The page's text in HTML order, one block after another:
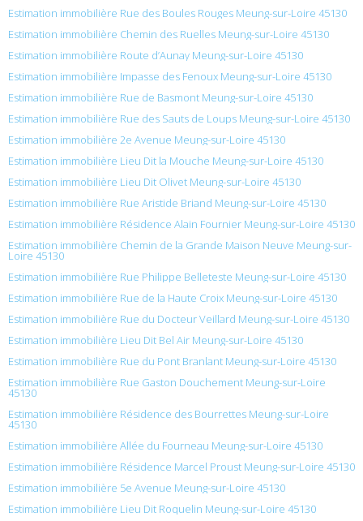
Estimation immobilière Rue des Boules Rouges Meung-sur-Loire 45130
Estimation immobilière Chemin des Ruelles Meung-sur-Loire 45130
Estimation immobilière Route d’Aunay Meung-sur-Loire 45130
Estimation immobilière Impasse des Fenoux Meung-sur-Loire 45130
Estimation immobilière Rue de Basmont Meung-sur-Loire 45130
Estimation immobilière Rue des Sauts de Loups Meung-sur-Loire 45130
Estimation immobilière 2e Avenue Meung-sur-Loire 45130
Estimation immobilière Lieu Dit la Mouche Meung-sur-Loire 45130
Estimation immobilière Lieu Dit Olivet Meung-sur-Loire 45130
Estimation immobilière Rue Aristide Briand Meung-sur-Loire 45130
Estimation immobilière Résidence Alain Fournier Meung-sur-Loire 45130
Estimation immobilière Chemin de la Grande Maison Neuve Meung-sur-
Loire 45130
Estimation immobilière Rue Philippe Belleteste Meung-sur-Loire 45130
Estimation immobilière Rue de la Haute Croix Meung-sur-Loire 45130
Estimation immobilière Rue du Docteur Veillard Meung-sur-Loire 45130
Estimation immobilière Lieu Dit Bel Air Meung-sur-Loire 45130
Estimation immobilière Rue du Pont Branlant Meung-sur-Loire 45130
Estimation immobilière Rue Gaston Douchement Meung-sur-Loire
45130
Estimation immobilière Résidence des Bourrettes Meung-sur-Loire
45130
Estimation immobilière Allée du Fourneau Meung-sur-Loire 45130
Estimation immobilière Résidence Marcel Proust Meung-sur-Loire 45130
Estimation immobilière 5e Avenue Meung-sur-Loire 45130
Estimation immobilière Lieu Dit Roquelin Meung-sur-Loire 45130